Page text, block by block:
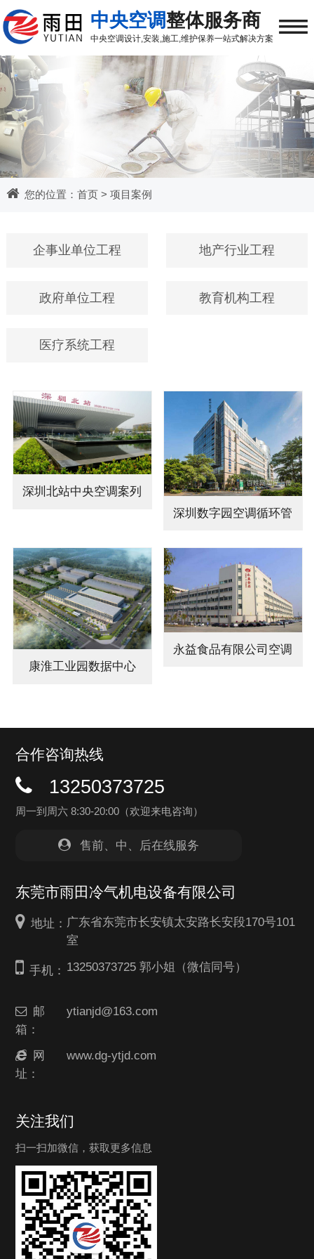
中央空调整体服务商
中央空调设计,安装,施工,维护保养一站式解决方案 ≡
您的位置： 首页> 项目案例
企事业单位工程 地产行业工程
政府单位工程 教育机构工程
医疗系统工程
深圳北站中央空调案列
深圳数字园空调循环管
道清…
康淮工业园数据中心
永益食品有限公司空调
合作咨询热线
13250373725
周一到周六 8:30-20:00（欢迎来电咨询）
售前、中、后在线服务
东莞市雨田冷气机电设备有限公司
地址： 广东省东莞市长安镇太安路长安段170号101
室
手机： 13250373725 郭小姐（微信同号）
邮
箱：
ytianjd@163.com
网
址：
www.dg-ytjd.com
关注我们
扫一扫加微信，获取更多信息